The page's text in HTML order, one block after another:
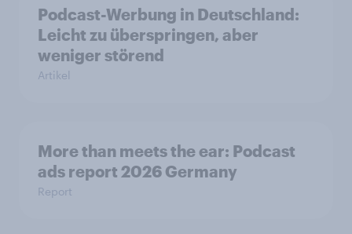
Podcast-Werbung in Deutschland:
Leicht zu überspringen, aber
weniger störend
Artikel
More than meets the ear: Podcast
ads report 2026 Germany
Report